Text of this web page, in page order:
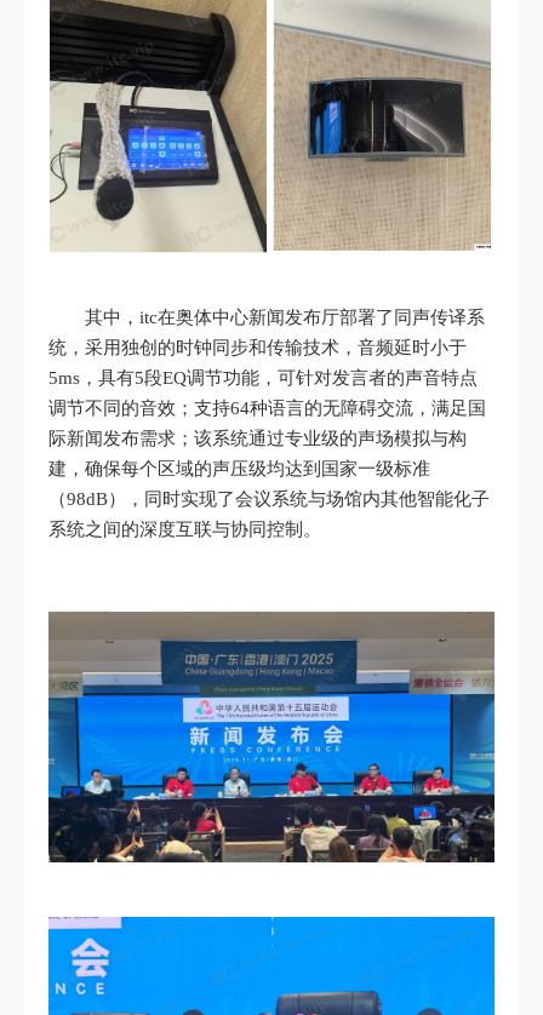
其中，itc在奥体中心新闻发布厅部署了同声传译系
统，采用独创的时钟同步和传输技术，音频延时小于
5ms，具有5段EQ调节功能，可针对发言者的声音特点
调节不同的音效；支持64种语言的无障碍交流，满足国
际新闻发布需求；该系统通过专业级的声场模拟与构
建，确保每个区域的声压级均达到国家一级标准
（98dB），同时实现了会议系统与场馆内其他智能化子
系统之间的深度互联与协同控制。